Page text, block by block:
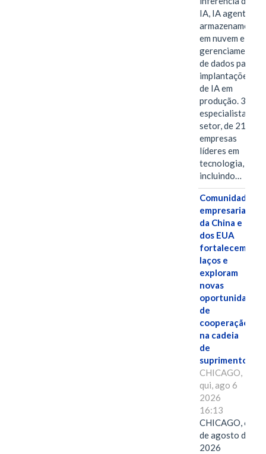
IA, IA agentiva,
armazenamento
em nuvem e
gerenciamento
de dados para
implantações
de IA em
produção. 38
especialistas do
setor, de 21
empresas
líderes em
tecnologia,
incluindo…
Comunidades
empresariais
da China e
dos EUA
fortalecem
laços e
exploram
novas
oportunidades
de
cooperação
na cadeia
de
suprimentos.
CHICAGO,
qui, ago 6
2026
16:13
CHICAGO, 6
de agosto de
2026